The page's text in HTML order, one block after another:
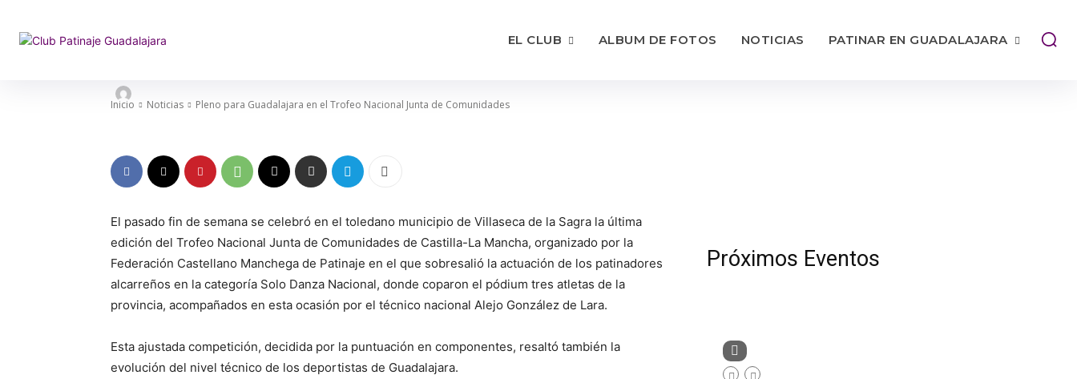
EL CLUB ALBUM DE FOTOS NOTICIAS PATINAR EN GUADALAJARA
Inicio Noticias Pleno para Guadalajara en el Trofeo Nacional Junta de Comunidades
Junta de Comunidades
El pasado fin de semana se celebró en el toledano municipio de Villaseca de la Sagra la última
edición del Trofeo Nacional Junta de Comunidades de Castilla-La Mancha, organizado por la
Federación Castellano Manchega de Patinaje en el que sobresalió la actuación de los patinadores
alcarreños en la categoría Solo Danza Nacional, donde coparon el pódium tres atletas de la
provincia, acompañados en esta ocasión por el técnico nacional Alejo González de Lara.
Esta ajustada competición, decidida por la puntuación en componentes, resaltó también la
evolución del nivel técnico de los deportistas de Guadalajara.
Próximos Eventos